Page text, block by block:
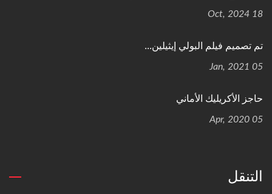
18 Oct, 2024
تم تصميم فيلم البولي إيثيلين...
05 Jan, 2021
حاجز الأكريليك الأماني
05 Apr, 2020
التنقل